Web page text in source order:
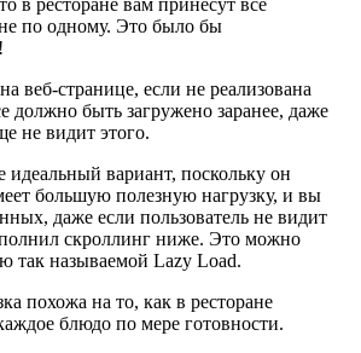
в ресторане вам принесут все
по одному. Это было бы
веб-странице, если не реализована
должно быть загружено заранее, даже
не видит этого.
идеальный вариант, поскольку он
большую полезную нагрузку, и вы
даже если пользователь не видит
скроллинг ниже. Это можно
так называемой Lazy Load.
похожа на то, как в ресторане
блюдо по мере готовности.